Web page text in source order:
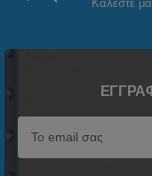
Καλέστε